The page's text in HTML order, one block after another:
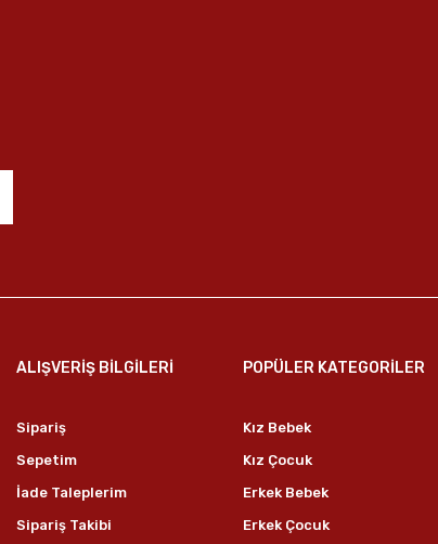
ALIŞVERİŞ BİLGİLERİ
Sipariş
Sepetim
İade Taleplerim
Sipariş Takibi
POPÜLER KATEGORİLER
Kız Bebek
Kız Çocuk
Erkek Bebek
Erkek Çocuk